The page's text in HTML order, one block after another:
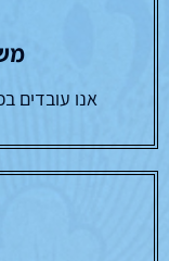
אנו עובדים